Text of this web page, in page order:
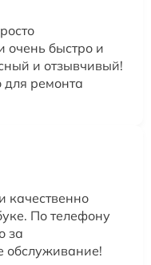
очень быстро и
и отзывчивый!
для ремонта
качественно
По телефону
за
обслуживание!